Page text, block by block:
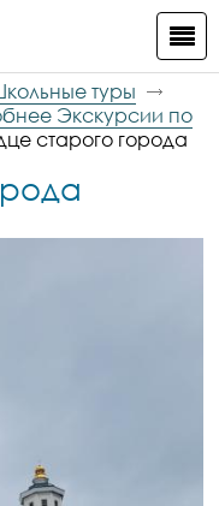
туры
Экскурсии по
старого города